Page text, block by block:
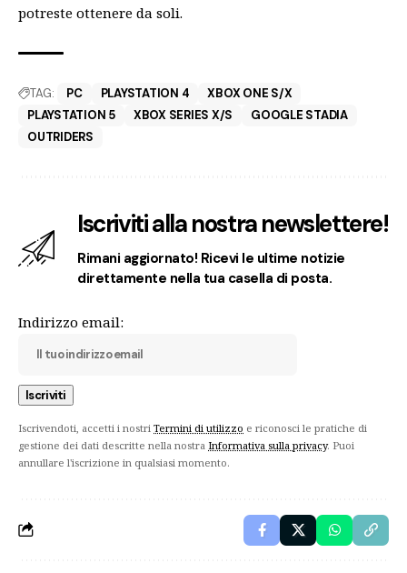
potreste ottenere da soli.
TAG: PC PLAYSTATION 4
XBOX ONE S/X
PLAYSTATION 5
XBOX SERIES X/S
GOOGLE STADIA
OUTRIDERS
Iscriviti alla nostra newslettere!
Rimani aggiornato! Ricevi le ultime notizie
direttamente nella tua casella di posta.
Indirizzo email:
Iscrivendoti, accetti i nostri Termini di utilizzo e riconosci le pratiche di
gestione dei dati descritte nella nostra Informativa sulla privacy. Puoi
annullare l'iscrizione in qualsiasi momento.